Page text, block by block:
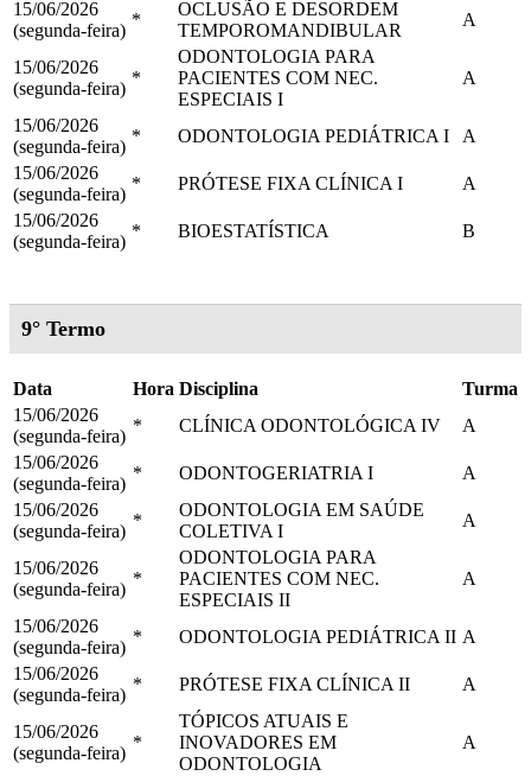
15/06/2026
(segunda-feira)
*
OCLUSÃO E DESORDEM
TEMPOROMANDIBULAR
A
15/06/2026
(segunda-feira)
*
ODONTOLOGIA PARA
PACIENTES COM NEC.
ESPECIAIS I
A
15/06/2026
(segunda-feira)
* ODONTOLOGIA PEDIÁTRICA I
A
15/06/2026
(segunda-feira)
* PRÓTESE FIXA CLÍNICA I
A
15/06/2026
(segunda-feira)
* BIOESTATÍSTICA B
9° Termo
Data Hora Disciplina
Turma
15/06/2026
(segunda-feira)
* CLÍNICA ODONTOLÓGICA IV
A
15/06/2026
(segunda-feira)
* ODONTOGERIATRIA I
A
15/06/2026
(segunda-feira)
*
ODONTOLOGIA EM SAÚDE
COLETIVA I
A
15/06/2026
(segunda-feira)
*
ODONTOLOGIA PARA
PACIENTES COM NEC.
ESPECIAIS II
A
15/06/2026
(segunda-feira)
* ODONTOLOGIA PEDIÁTRICA II A
15/06/2026
(segunda-feira)
* PRÓTESE FIXA CLÍNICA II A
15/06/2026
(segunda-feira)
*
TÓPICOS ATUAIS E
INOVADORES EM
ODONTOLOGIA
A